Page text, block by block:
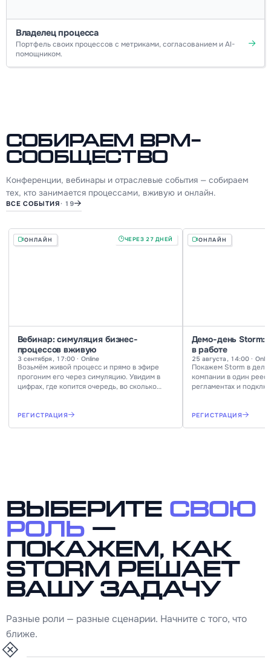
Владелец процесса
Портфель своих процессов с метриками, согласованием и AI-
помощником.
Собираем BPM-
сообщество
Конференции, вебинары и отраслевые события — собираем
тех, кто занимается процессами, вживую и онлайн.
ВСЕ СОБЫТИЯ· 19
ОНЛАЙН ЧЕРЕЗ 27 ДНЕЙ
Вебинар: симуляция бизнес-
процессов вживую
3 сентября, 17:00 · Online
Возьмём живой процесс и прямо в эфире
прогоним его через симуляцию. Увидим в
цифрах, где копится очередь, во сколько
шаги.
РЕГИСТРАЦИЯ
ОНЛАЙН
Демо-день Storm:
в работе
25 августа, 14:00 ·
Покажем Storm в
компании в один
регламентах и
РЕГИСТРАЦИЯ
Выберите свою
роль—
покажем, как
Storm решает
вашу задачу
Разные роли — разные сценарии. Начните с того, что
ближе.